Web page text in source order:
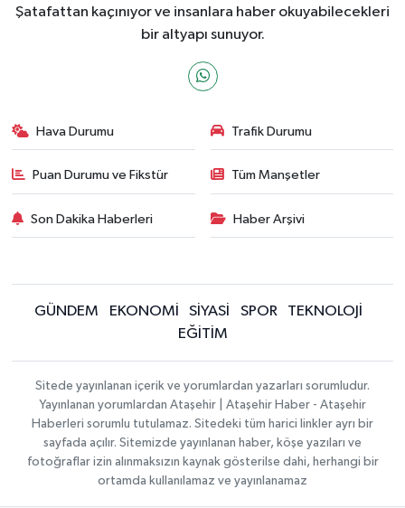
Şatafattan kaçınıyor ve insanlara haber okuyabilecekleri
bir altyapı sunuyor.
Hava Durumu Trafik Durumu
Puan Durumu ve Fikstür Tüm Manşetler
Son Dakika Haberleri Haber Arşivi
GÜNDEM EKONOMİ SİYASİ SPOR
TEKNOLOJİ
EĞİTİM
Sitede yayınlanan içerik ve yorumlardan yazarları sorumludur.
Yayınlanan yorumlardan Ataşehir | Ataşehir Haber - Ataşehir
Haberleri sorumlu tutulamaz. Sitedeki tüm harici linkler ayrı bir
sayfada açılır. Sitemizde yayınlanan haber, köşe yazıları ve
fotoğraflar izin alınmaksızın kaynak gösterilse dahi, herhangi bir
ortamda kullanılamaz ve yayınlanamaz